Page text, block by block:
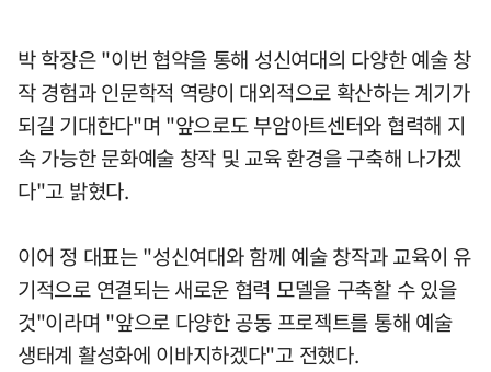
박 학장은 "이번 협약을 통해 성신여대의 다양한 예술 창
작 경험과 인문학적 역량이 대외적으로 확산하는 계기가
되길 기대한다"며 "앞으로도 부암아트센터와 협력해 지
속 가능한 문화예술 창작 및 교육 환경을 구축해 나가겠
다"고 밝혔다.
이어 정 대표는 "성신여대와 함께 예술 창작과 교육이 유
기적으로 연결되는 새로운 협력 모델을 구축할 수 있을
것"이라며 "앞으로 다양한 공동 프로젝트를 통해 예술
생태계 활성화에 이바지하겠다"고 전했다.